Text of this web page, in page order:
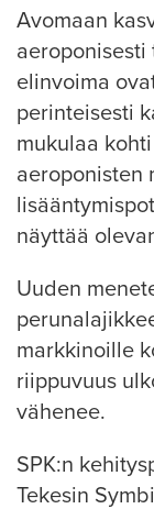
Avomaan
elinvoima
perinteisesti
mukulaa
aeroponisten
näyttää
Uuden
markkinoille
riippuvuus
vähenee.
SPK:n
Tekesin